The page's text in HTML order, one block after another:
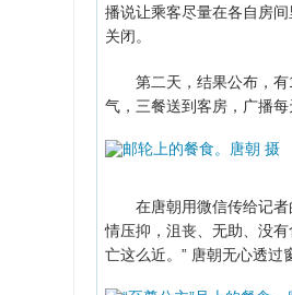
播说让乘客尽量在各自房
关闭。
第二天，结果公布，有
气，三餐送到客房，广播
在唐朝用微信传给记者
情压抑，沮丧、无助、没
亡这么近。” 唐朝无心透过